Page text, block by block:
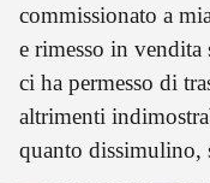
commissionato a
e rimesso in vendita
ci ha permesso di
altrimenti
quanto